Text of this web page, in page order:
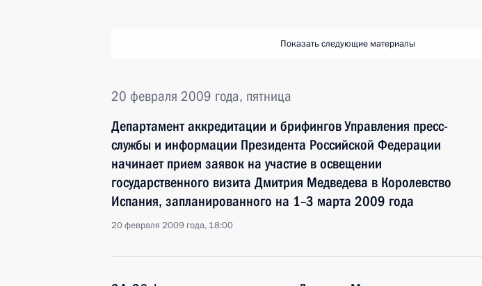
Показать следующие материалы
20 февраля 2009 года, пятница
Департамент аккредитации и брифингов Управления пресс-
службы и информации Президента Российской Федерации
начинает прием заявок на участие в освещении
государственного визита Дмитрия Медведева в Королевство
Испания, запланированного на 1–3 марта 2009 года
20 февраля 2009 года, 18:00